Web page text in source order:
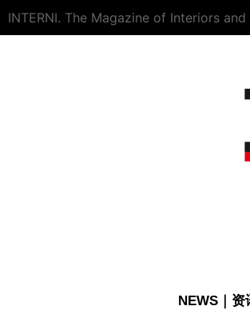
INTERNI. The Magazine of Interiors
NEWS｜资